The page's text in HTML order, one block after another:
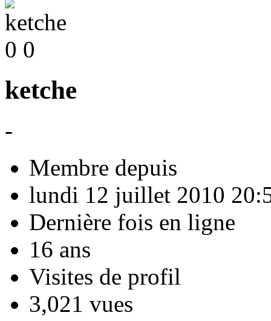
0 0
ketche
-
Membre depuis
lundi 12 juillet 2010
Dernière fois en ligne
16 ans
Visites de profil
3,021 vues